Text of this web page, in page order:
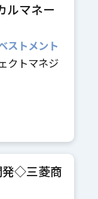
ルマネー
ストメント
クトマネジ
発◇三菱商